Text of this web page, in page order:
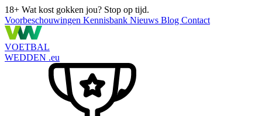
18+ Wat kost gokken jou? Stop op tijd.
Voorbeschouwingen Kennisbank Nieuws Blog Contact
VOETBAL
WEDDEN .eu